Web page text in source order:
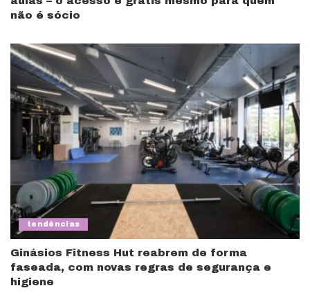
não é sócio
tendências
Ginásios Fitness Hut reabrem de forma
faseada, com novas regras de segurança e
higiene